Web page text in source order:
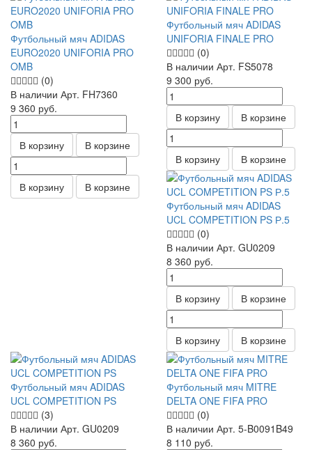
Футбольный мяч ADIDAS
EURO2020 UNIFORIA PRO
OMB
(0)
В наличии Арт. FH7360
9 360 руб.
В корзину В корзине
В корзину В корзине
Футбольный мяч ADIDAS
UNIFORIA FINALE PRO
(0)
В наличии Арт. FS5078
9 300 руб.
В корзину В корзине
В корзину В корзине
Футбольный мяч ADIDAS
UCL COMPETITION PS Р.5
(0)
В наличии Арт. GU0209
8 360 руб.
В корзину В корзине
В корзину В корзине
Футбольный мяч ADIDAS
UCL COMPETITION PS
(3)
В наличии Арт. GU0209
8 360 руб.
Футбольный мяч MITRE
DELTA ONE FIFA PRO
(0)
В наличии Арт. 5-B0091B49
8 110 руб.